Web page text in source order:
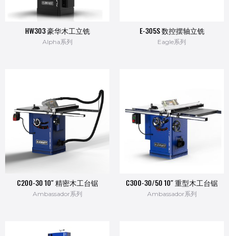
HW303 豪华木工立铣
Alpha系列
E-305S 数控摆轴立铣
Eagle系列
C200-30 10″ 精密木工台锯
Ambassador系列
C300-30/50 10″ 重型木工台锯
Ambassador系列